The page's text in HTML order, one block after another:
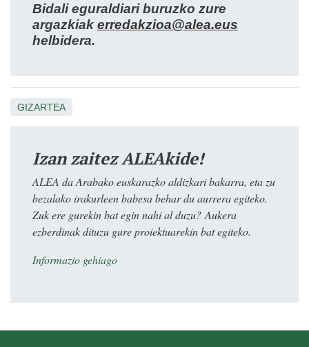
Bidali eguraldiari buruzko zure
argazkiak erredakzioa@alea.eus
helbidera.
GIZARTEA
Izan zaitez ALEAkide!
ALEA da Arabako euskarazko aldizkari bakarra, eta zu
bezalako irakurleen babesa behar du aurrera egiteko.
Zuk ere gurekin bat egin nahi al duzu? Aukera
ezberdinak dituzu gure proiektuarekin bat egiteko.
Informazio gehiago